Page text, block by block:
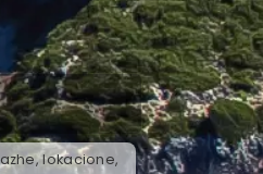
lokacione,